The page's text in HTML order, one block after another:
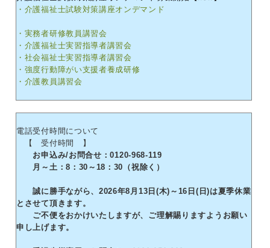
・介護福祉士試験対策講座オンデマンド
・実務者研修教員講習会
・介護福祉士実習指導者講習会
・社会福祉士実習指導者講習会
・強度行動障がい支援者養成研修
・介護教員講習会
電話受付時間について
【 受付時間 】
お申込み/お問合せ：0120-968-119
月～土：8：30～18：30（祝除く）
誠に勝手ながら、2026年8月13日(木)～16日(日)は夏季休業
とさせて頂きます。
ご不便をおかけいたしますが、ご理解賜りますようお願い
申し上げます。